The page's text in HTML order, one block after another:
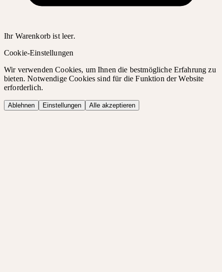
Ihr Warenkorb ist leer.
Cookie-Einstellungen
Wir verwenden Cookies, um Ihnen die bestmögliche Erfahrung zu
bieten. Notwendige Cookies sind für die Funktion der Website
erforderlich.
Ablehnen Einstellungen Alle akzeptieren